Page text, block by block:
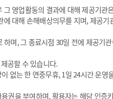
영업활동의 결과에 대해 제공기관
대해 손해배상의무를 지며, 제공
며, 그 종료시점 30일 전에 제공기
공할 수 있습니다.
없는 한 연중무휴, 1일 24시간 운영
권을 부여하며, 활용자는 해당 인증